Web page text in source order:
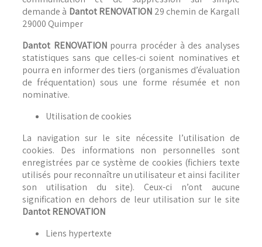
demande à Dantot RENOVATION 29 chemin de Kargall
29000 Quimper
Dantot RENOVATIONpourra procéder à des analyses
statistiques sans que celles-ci soient nominatives et
pourra en informer des tiers (organismes d’évaluation
de fréquentation) sous une forme résumée et non
nominative.
Utilisation de cookies
La navigation sur le site nécessite l’utilisation de
cookies. Des informations non personnelles sont
enregistrées par ce système de cookies (fichiers texte
utilisés pour reconnaître un utilisateur et ainsi faciliter
son utilisation du site). Ceux-ci n’ont aucune
signification en dehors de leur utilisation sur le site
Dantot RENOVATION
Liens hypertexte